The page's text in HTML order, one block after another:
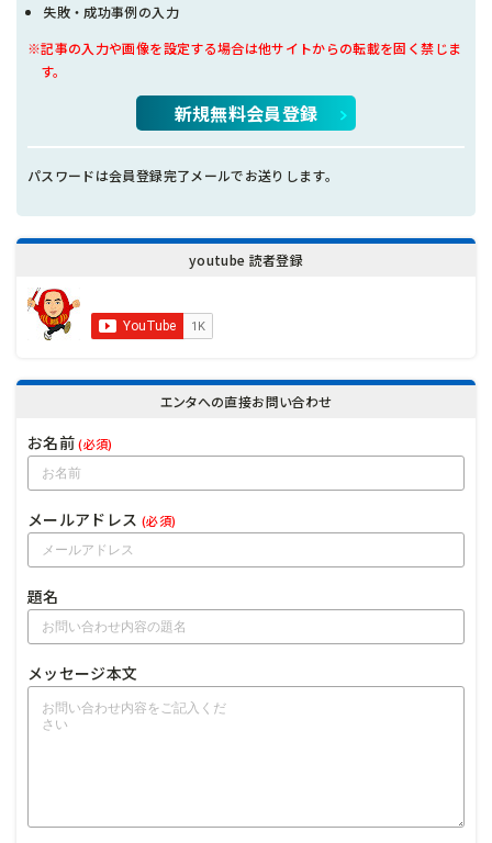
失敗・成功事例の入力
※記事の入力や画像を設定する場合は他サイトからの転載を固く禁じま
す。
新規無料会員登録
パスワードは会員登録完了メールでお送りします。
youtube 読者登録
エンタへの直接お問い合わせ
お名前(必須)
メールアドレス (必須)
題名
メッセージ本文